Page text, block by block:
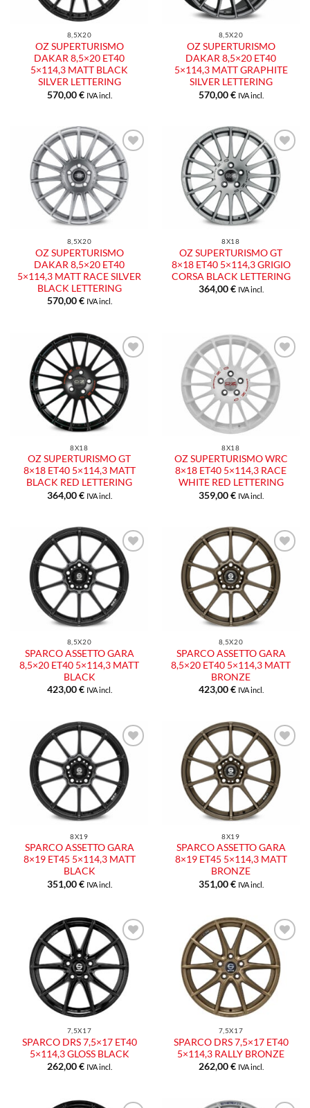
8,5X20
OZ SUPERTURISMO
DAKAR 8,5×20 ET40
5×114,3 MATT BLACK
SILVER LETTERING
570,00€ IVA incl.
8,5X20
OZ SUPERTURISMO
DAKAR 8,5×20 ET40
5×114,3 MATT GRAPHITE
SILVER LETTERING
570,00€ IVA incl.
Aggiungi
alla lista
dei
desideri
8,5X20
OZ SUPERTURISMO
DAKAR 8,5×20 ET40
5×114,3 MATT RACE SILVER
BLACK LETTERING
570,00€ IVA incl.
Aggiungi
alla lista
dei
desideri
8X18
OZ SUPERTURISMO GT
8×18 ET40 5×114,3 GRIGIO
CORSA BLACK LETTERING
364,00€ IVA incl.
Aggiungi
alla lista
dei
desideri
8X18
OZ SUPERTURISMO GT
8×18 ET40 5×114,3 MATT
BLACK RED LETTERING
364,00€ IVA incl.
Aggiungi
alla lista
dei
desideri
8X18
OZ SUPERTURISMO WRC
8×18 ET40 5×114,3 RACE
WHITE RED LETTERING
359,00€ IVA incl.
Aggiungi
alla lista
dei
desideri
8,5X20
SPARCO ASSETTO GARA
8,5×20 ET40 5×114,3 MATT
BLACK
423,00€ IVA incl.
Aggiungi
alla lista
dei
desideri
8,5X20
SPARCO ASSETTO GARA
8,5×20 ET40 5×114,3 MATT
BRONZE
423,00€ IVA incl.
Aggiungi
alla lista
dei
desideri
8X19
SPARCO ASSETTO GARA
8×19 ET45 5×114,3 MATT
BLACK
351,00€ IVA incl.
Aggiungi
alla lista
dei
desideri
8X19
SPARCO ASSETTO GARA
8×19 ET45 5×114,3 MATT
BRONZE
351,00€ IVA incl.
Aggiungi
alla lista
dei
desideri
7,5X17
SPARCO DRS 7,5×17 ET40
5×114,3 GLOSS BLACK
262,00€ IVA incl.
Aggiungi
alla lista
dei
desideri
7,5X17
SPARCO DRS 7,5×17 ET40
5×114,3 RALLY BRONZE
262,00€ IVA incl.